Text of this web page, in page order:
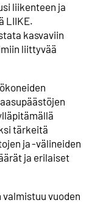
liikenteen ja
LIIKE.
kasvaviin
liittyvää
tärkeitä
ja -välineiden
ja erilaiset
vuoden